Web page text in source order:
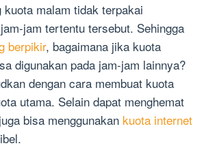
kuota malam tidak terpakai
jam tertentu tersebut. Sehingga
berpikir, bagaimana jika kuota
digunakan pada jam-jam lainnya?
dengan cara membuat kuota
utama. Selain dapat menghemat
bisa menggunakan kuota internet